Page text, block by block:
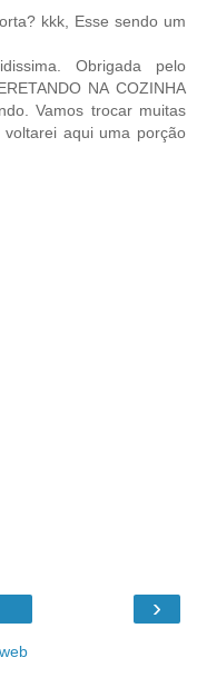
kkk, Esse sendo um
Obrigada pelo
NA COZINHA
Vamos trocar muitas
aqui uma porção
›